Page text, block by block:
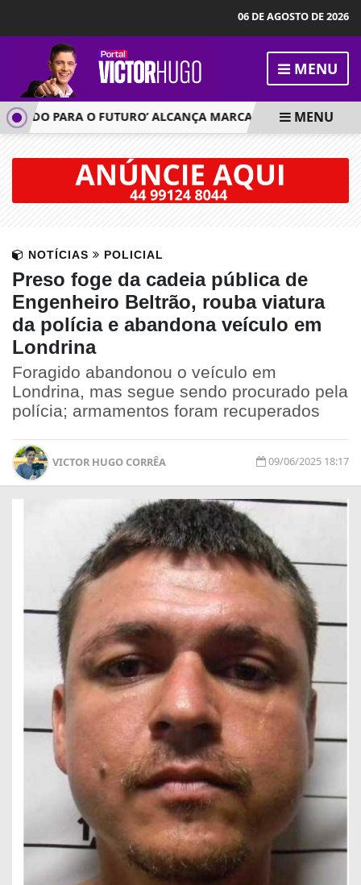
06 DE AGOSTO DE 2026
MENU
PARA O FUTURO’ ALCANÇA MARCA DE MIL ÓCULOS
MENU
NOTÍCIAS POLICIAL
Preso foge da cadeia pública de
Engenheiro Beltrão, rouba viatura
da polícia e abandona veículo em
Londrina
Foragido abandonou o veículo em
Londrina, mas segue sendo procurado pela
polícia; armamentos foram recuperados
VICTOR HUGO CORRÊA 09/06/2025 18:17